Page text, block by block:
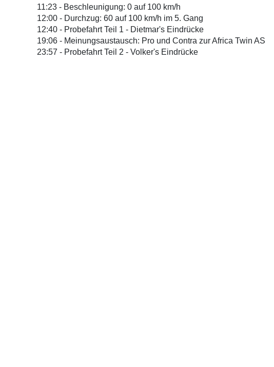
11:23 - Beschleunigung: 0 auf 100 km/h
12:00 - Durchzug: 60 auf 100 km/h im 5. Gang
12:40 - Probefahrt Teil 1 - Dietmar's Eindrücke
19:06 - Meinungsaustausch: Pro und Contra zur Africa Twin AS
23:57 - Probefahrt Teil 2 - Volker's Eindrücke